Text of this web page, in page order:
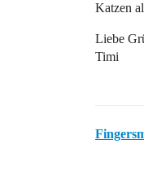
Katzen
Liebe
Timi